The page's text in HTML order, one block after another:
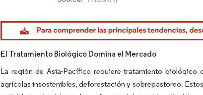
Imagen © Mordor Intelligence. El uso requiere atribución según CC BY 4.0.
El Tratamiento Biológico Domina el Mercado
La región de Asia-Pacífico requiere tratamiento biológico
agrícolas insostenibles, deforestación y sobrepastoreo.